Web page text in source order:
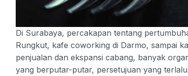
Di Surabaya, percakapan tentang
Rungkut, kafe coworking di Darmo, sampai
penjualan dan ekspansi cabang, banyak
yang berputar-putar, persetujuan yang